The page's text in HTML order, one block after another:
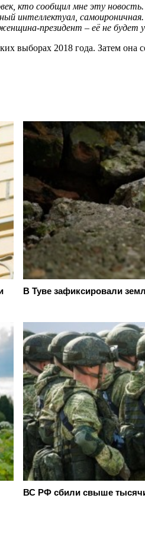
кто сообщил мне эту
интеллектуал,
президент – её не будет
выборах 2018 года. Затем
В Туве зафиксировали
ВС РФ сбили свыше тысячи